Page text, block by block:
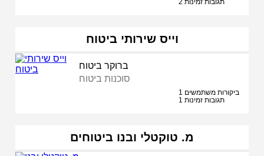
2 תגובות זמינות
וייס שירותי ביטוח
ברוקר ביטוח
סוכנות ביטוח
1 ביקורות משתמשים
1 תגובות זמינות
מ. טוקטלי ובנו ביטוחים